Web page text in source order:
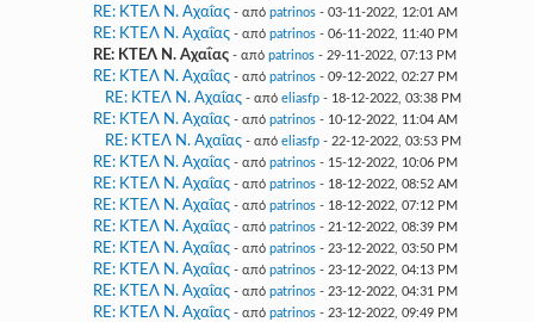
RE: ΚΤΕΛ Ν. Αχαΐας - από patrinos- 03-11-2022, 12:01 AM
RE: ΚΤΕΛ Ν. Αχαΐας - από patrinos- 06-11-2022, 11:40 PM
RE: ΚΤΕΛ Ν. Αχαΐας - από patrinos - 29-11-2022, 07:13 PM
RE: ΚΤΕΛ Ν. Αχαΐας - από patrinos- 09-12-2022, 02:27 PM
RE: ΚΤΕΛ Ν. Αχαΐας - από eliasfp- 18-12-2022, 03:38 PM
RE: ΚΤΕΛ Ν. Αχαΐας - από patrinos- 10-12-2022, 11:04 AM
RE: ΚΤΕΛ Ν. Αχαΐας - από eliasfp- 22-12-2022, 03:53 PM
RE: ΚΤΕΛ Ν. Αχαΐας - από patrinos- 15-12-2022, 10:06 PM
RE: ΚΤΕΛ Ν. Αχαΐας - από patrinos- 18-12-2022, 08:52 AM
RE: ΚΤΕΛ Ν. Αχαΐας - από patrinos- 18-12-2022, 07:12 PM
RE: ΚΤΕΛ Ν. Αχαΐας - από patrinos- 21-12-2022, 08:39 PM
RE: ΚΤΕΛ Ν. Αχαΐας - από patrinos- 23-12-2022, 03:50 PM
RE: ΚΤΕΛ Ν. Αχαΐας - από patrinos- 23-12-2022, 04:13 PM
RE: ΚΤΕΛ Ν. Αχαΐας - από patrinos- 23-12-2022, 04:31 PM
RE: ΚΤΕΛ Ν. Αχαΐας - από patrinos- 23-12-2022, 09:49 PM